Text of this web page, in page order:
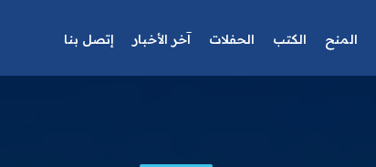
المنح الكتب الحفلات آخر الأخبار إتصل بنا